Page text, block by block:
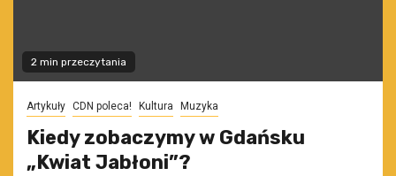
2 min przeczytania
Artykuły CDN poleca! Kultura Muzyka
Kiedy zobaczymy w Gdańsku
„Kwiat Jabłoni”?